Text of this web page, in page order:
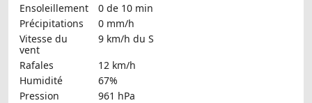
Ensoleillement
0 de 10 min
Précipitations
0 mm/h
Vitesse du
vent
9 km/h du S
Rafales
12 km/h
Humidité
67%
Pression
961 hPa